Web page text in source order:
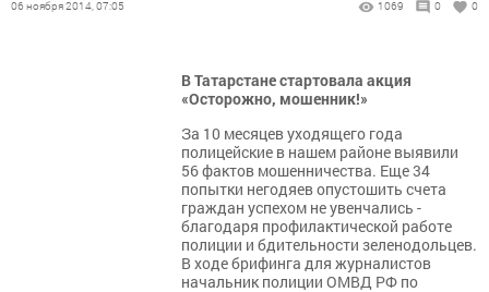
06 ноября 2014, 07:05 1069 0 0
В Татарстане стартовала акция
«Осторожно, мошенник!»
За 10 месяцев уходящего года
полицейские в нашем районе выявили
56 фактов мошенничества. Еще 34
попытки негодяев опустошить счета
граждан успехом не увенчались -
благодаря профилактической работе
полиции и бдительности зеленодольцев.
В ходе брифинга для журналистов
начальник полиции ОМВД РФ по